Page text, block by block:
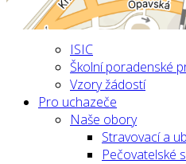
ISIC
Školní poradenské
Vzory žádostí
Pro uchazeče
Naše obory
Stravovací a
Pečovatelské